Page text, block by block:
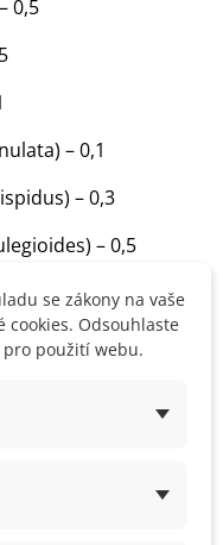
0,5
– 2,5
– 0,1
– 0,3
– 0,5
– 0,8
– 1
– 0,5
se zákony na vaše
cookies. Odsouhlaste
použití webu.